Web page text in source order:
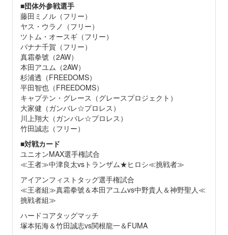
■団体外参戦選手
藤田ミノル（フリー）
ヤス・ウラノ（フリー）
ツトム・オースギ（フリー）
バナナ千賀（フリー）
真霜拳號（2AW）
本田アユム（2AW）
杉浦透（FREEDOMS）
平田智也（FREEDOMS）
キャプテン・グレース（グレースプロジェクト）
大家健（ガンバレ☆プロレス）
川上翔大（ガンバレ☆プロレス）
竹田誠志（フリー）
■対戦カード
ユニオンMAX選手権試合
≪王者≫中津良太vsトランザム★ヒロシ≪挑戦者≫
アイアンフィストタッグ選手権試合
≪王者組≫真霜拳號＆本田アユムvs中野貴人＆神野聖人≪
挑戦者組≫
ハードコアタッグマッチ
塚本拓海＆竹田誠志vs関根龍一＆FUMA